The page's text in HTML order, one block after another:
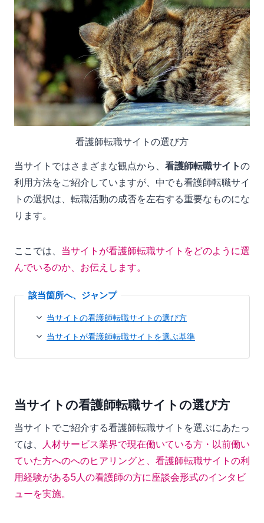
看護師転職サイトの選び方
当サイトではさまざまな観点から、 看護師転職サイトの
利用方法をご紹介していますが、中でも看護師転職サイ
トの選択は、転職活動の成否を左右する重要なものにな
ります。
ここでは、 当サイトが看護師転職サイトをどのように選
んでいるのか、お伝えします。
当サイトの看護師転職サイトの選び方
当サイトが看護師転職サイトを選ぶ基準
当サイトの看護師転職サイトの選び方
当サイトでご紹介する看護師転職サイトを選ぶにあたっ
ては、
人材サービス業界で現在働いている方・以前働い
ていた方へのへのヒアリングと、看護師転職サイトの利
用経験がある5人の看護師の方に座談会形式のインタビ
ューを実施。